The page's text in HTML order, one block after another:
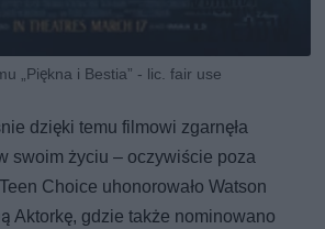
„Piękna i Bestia” - lic. fair use
dzięki temu filmowi zgarnęła
swoim życiu – oczywiście poza
Choice uhonorowało Watson
Aktorkę, gdzie także nominowano